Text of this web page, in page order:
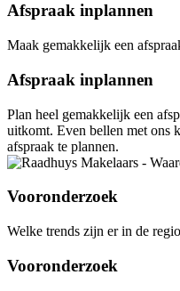
Afspraak inplannen
Maak gemakkelijk een
Afspraak inplannen
Plan heel gemakkelijk een
uitkomt. Even bellen met ons
afspraak te plannen.
Vooronderzoek
Welke trends zijn er in de
Vooronderzoek